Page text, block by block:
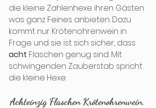
die kleine Zahlenhexe ihren Gästen
was ganz Feines anbieten. Dazu
kommt nur Krötenohrenwein in
Frage und sie ist sich sicher, dass
acht Flaschen genug sind. Mit
schwingenden Zauberstab spricht
die kleine Hexe:
Achteinzig Flaschen Krötenohrenwein,